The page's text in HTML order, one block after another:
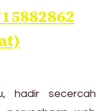
hadir secercah